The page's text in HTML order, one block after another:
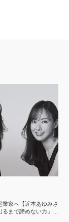
業家へ【近本あゆみさ
まで諦めない力」と